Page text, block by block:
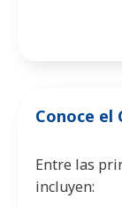
Conoce el
Entre las
incluyen: